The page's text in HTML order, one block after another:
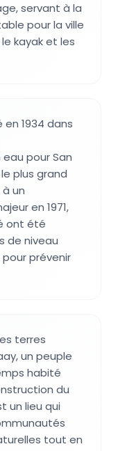
servant à la
pour la ville
kayak et les
1934 dans
pour San
plus grand
un
en 1971,
ont été
de niveau
prévenir
terres
un peuple
habité
du
un lieu qui
tout en